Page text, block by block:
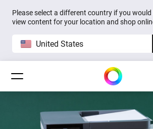
Please select a different country if you would
view content for your location and shop
United States